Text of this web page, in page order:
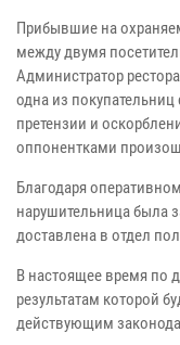
Прибывшие на
между двумя
Администратор
одна из
претензии и
оппонентками
Благодаря
нарушительница была
доставлена в отдел
В настоящее время по
результатам которой
действующим